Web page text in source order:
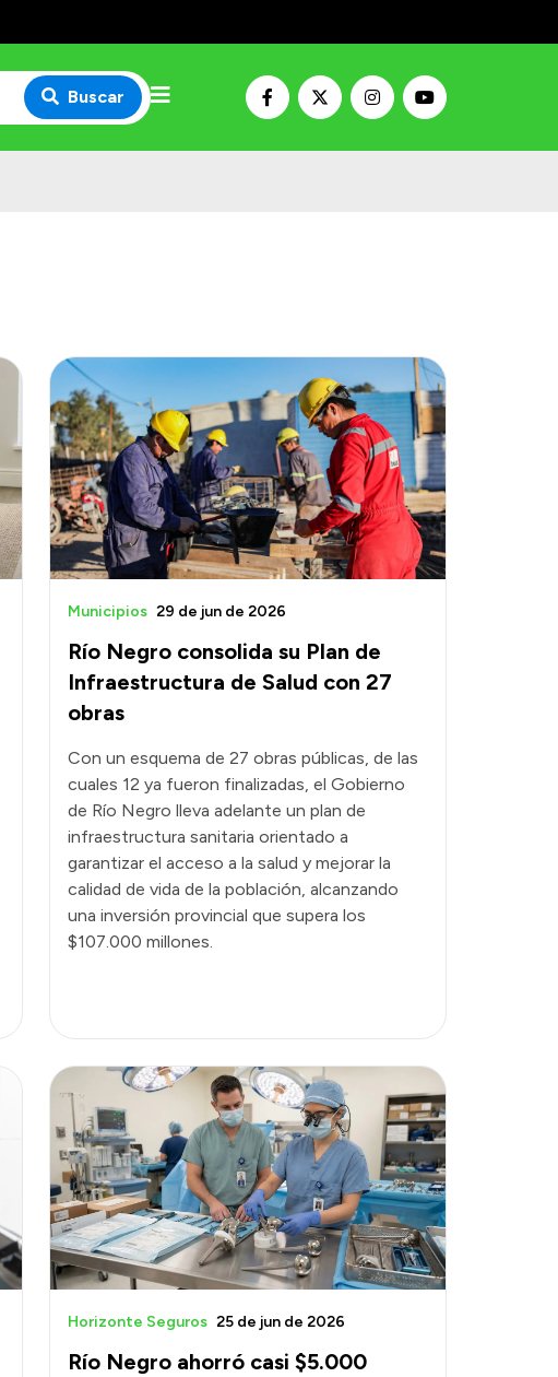
Buscar
Río Negro consolida su Plan de
Infraestructura de Salud con 27
obras
Municipios 29 de jun de 2026
Con un esquema de 27 obras públicas, de las
cuales 12 ya fueron finalizadas, el Gobierno
de Río Negro lleva adelante un plan de
infraestructura sanitaria orientado a
garantizar el acceso a la salud y mejorar la
calidad de vida de la población, alcanzando
una inversión provincial que supera los
$107.000 millones.
Río Negro ahorró casi $5.000
Horizonte Seguros 25 de jun de 2026